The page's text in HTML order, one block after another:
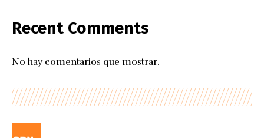
Recent Comments
No hay comentarios que mostrar.